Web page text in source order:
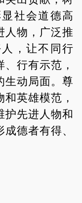
社会道德高
人物，广泛推
，让不同行
行有示范，
生动局面。尊
英雄模范，
护先进人物和
德者有得、